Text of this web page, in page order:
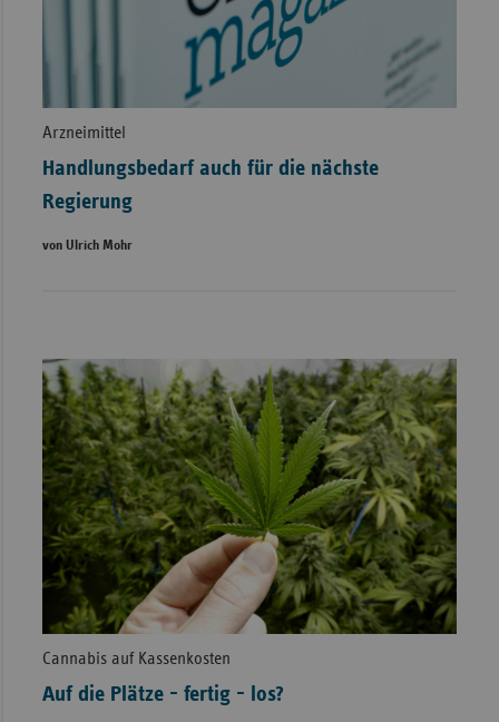
Arzneimittel
Handlungsbedarf auch für die nächste
Regierung
von Ulrich Mohr
Cannabis auf Kassenkosten
Auf die Plätze - fertig - los?